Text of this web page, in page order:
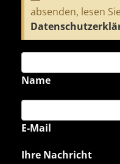
absenden, lesen
Name
E-Mail
Ihre Nachricht